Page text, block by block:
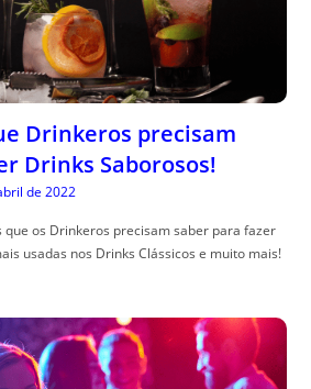
Drinkeros precisam
Drinks Saborosos!
de 2022
que os Drinkeros precisam saber para fazer
usadas nos Drinks Clássicos e muito mais!